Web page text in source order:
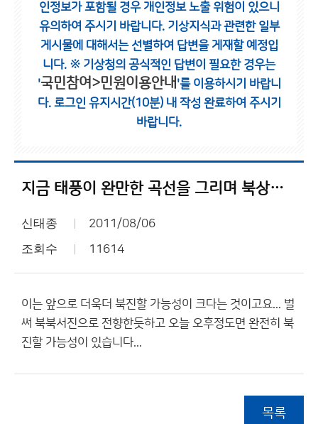
인정보가 포함될 경우 개인정보 노출 위험이 있으니
유의하여 주시기 바랍니다. 기상지식과 관련한 일부
게시물에 대해서는 선별하여 답변을 게재할 예정입
니다. ※ 기상청의 공식적인 답변이 필요한 경우는
'국민참여>민원이용안내 '를 이용하시기 바랍니
다. 로그인 유지시간(10분) 내 작성 완료하여 주시기
바랍니다.
지금 태풍이 완만한 곡선을 그리며 북상하고 있는데...
신태종 2011/08/06
조회수 11614
이는 앞으로 더욱더 북진할 가능성이 크다는 것이고요... 벌
써 북북서진으로 전향한듯하고 오늘 오후정도면 완전히 북
진할 가능성이 있습니다...
목록